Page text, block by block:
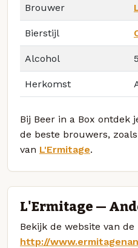
Brouwer
Bierstijl
Alcohol
Herkomst
Bij Beer in a Box ontdek
de beste brouwers,
van L'Ermitage.
L'Ermitage —
Bekijk de website van
http://